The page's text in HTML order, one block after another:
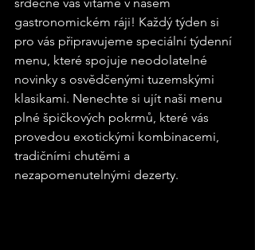
gastronomickém ráji! Každý týden si
pro vás připravujeme speciální týdenní
menu, které spojuje neodolatelné
novinky s osvědčenými tuzemskými
klasikami. Nenechte si ujít naši menu
plné špičkových pokrmů, které vás
provedou exotickými kombinacemi,
tradičními chutěmi a
nezapomenutelnými dezerty.